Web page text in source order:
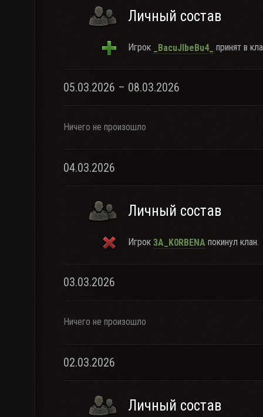
Личный состав
Игрок _BacuJIbeBu4_ принят в
05.03.2026 – 08.03.2026
Ничего не произошло
04.03.2026
Личный состав
Игрок 3A_K0RBENA покинул клан.
03.03.2026
Ничего не произошло
02.03.2026
Личный состав